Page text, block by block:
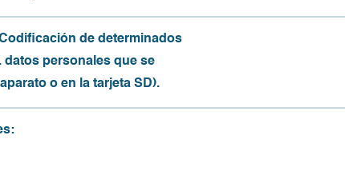
de determinados
datos personales que se
o en la tarjeta SD).